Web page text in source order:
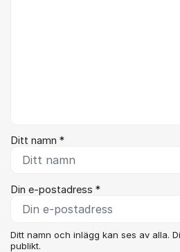
Ditt namn *
Din e-postadress *
Ditt namn och inlägg kan ses av alla.
publikt.